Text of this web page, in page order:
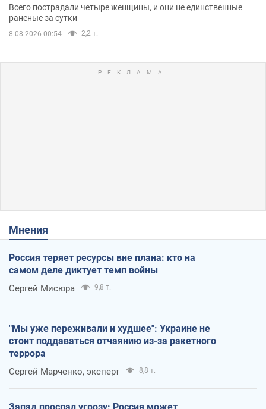
Всего пострадали четыре женщины, и они не единственные
раненые за сутки
8.08.2026 00:54 2,2 т.
Мнения
Россия теряет ресурсы вне плана: кто на
самом деле диктует темп войны
Сергей Мисюра 9,8 т.
"Мы уже переживали и худшее": Украине не
стоит поддаваться отчаянию из-за ракетного
террора
Сергей Марченко, эксперт 8,8 т.